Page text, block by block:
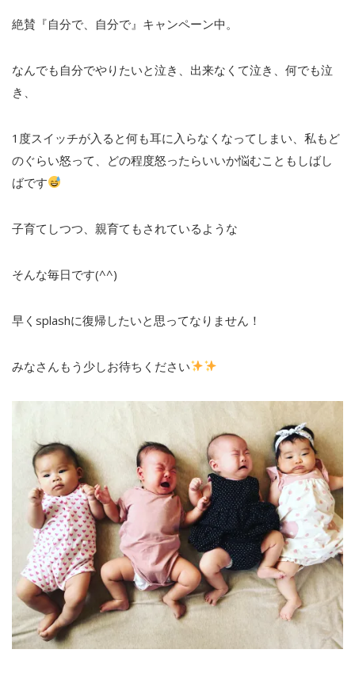
絶賛『自分で、自分で』キャンペーン中。
なんでも自分でやりたいと泣き、出来なくて泣き、何でも泣
き、
1度スイッチが入ると何も耳に入らなくなってしまい、私もど
のぐらい怒って、どの程度怒ったらいいか悩むこともしばし
ばです
子育てしつつ、親育てもされているような
そんな毎日です(^^)
早くsplashに復帰したいと思ってなりません！
みなさんもう少しお待ちください